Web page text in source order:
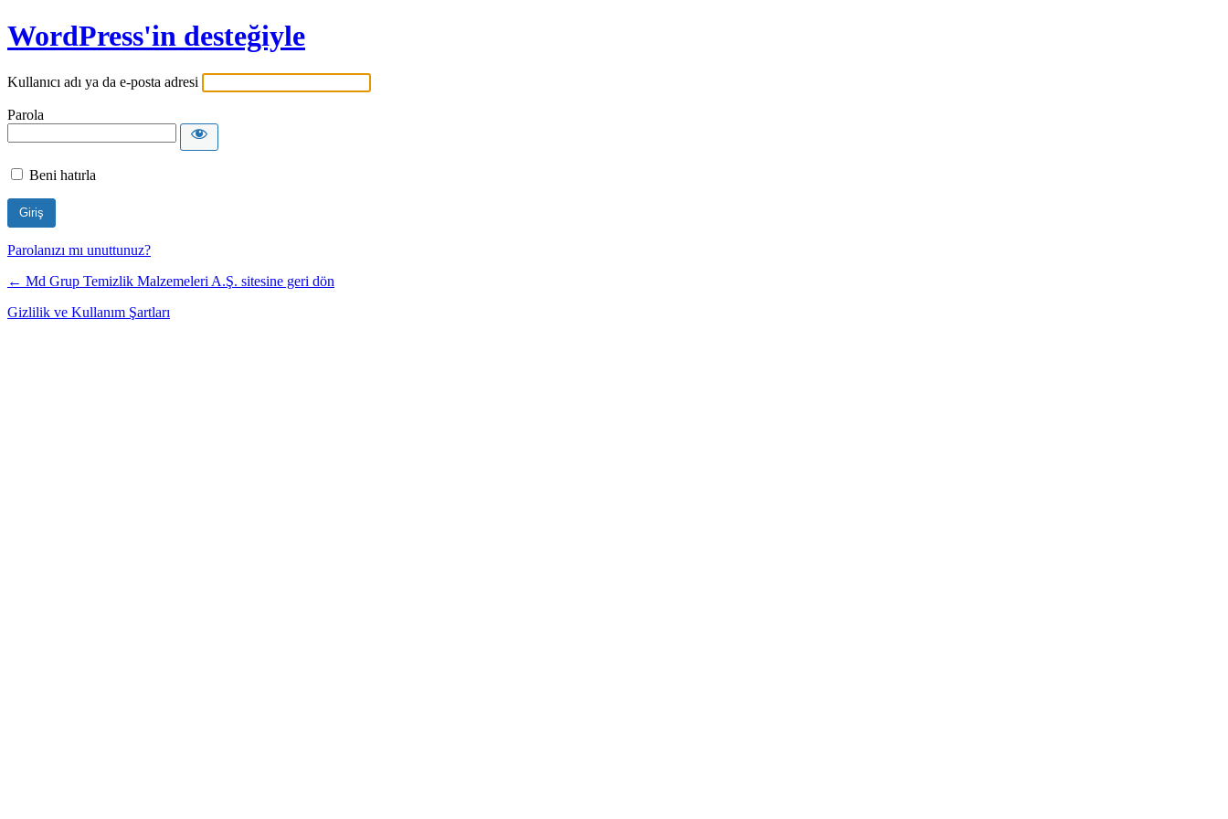
WordPress'in desteğiyle
Kullanıcı adı ya da e-posta adresi
Parola
Beni hatırla
Parolanızı mı unuttunuz?
← Md Grup Temizlik Malzemeleri A.Ş. sitesine geri dön
Gizlilik ve Kullanım Şartları